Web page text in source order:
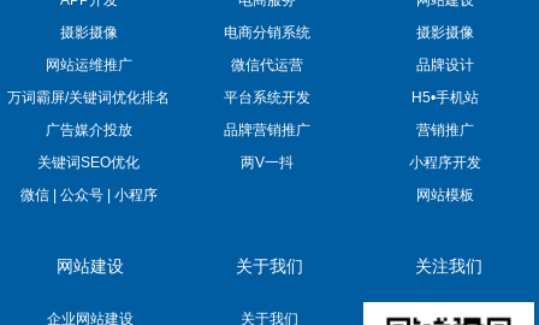
摄影摄像
电商分销系统
网站运维推广
微信代运营
万词霸屏/关键词优化排名
平台系统开发
广告媒介投放
品牌营销推广
关键词SEO优化
两V一抖
微信 | 公众号 | 小程序
摄影摄像
品牌设计
H5•手机站
营销推广
小程序开发
网站模板
网站建设
企业网站建设
关于我们
关于我们
关注我们